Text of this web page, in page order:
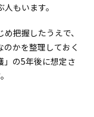
もいます。
把握したうえで、
かを整理しておく
」の5年後に想定さ